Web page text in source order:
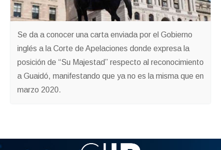
Se da a conocer una carta enviada por el Gobierno
inglés a la Corte de Apelaciones donde expresa la
posición de “Su Majestad” respecto al reconocimiento
a Guaidó, manifestando que ya no es la misma que en
marzo 2020.